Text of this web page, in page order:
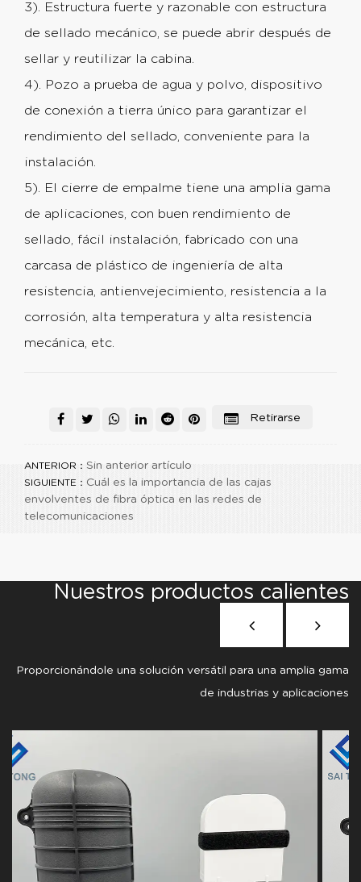
3). Estructura fuerte y razonable con estructura
de sellado mecánico, se puede abrir después de
sellar y reutilizar la cabina.
4). Pozo a prueba de agua y polvo, dispositivo
de conexión a tierra único para garantizar el
rendimiento del sellado, conveniente para la
instalación.
5). El cierre de empalme tiene una amplia gama
de aplicaciones, con buen rendimiento de
sellado, fácil instalación, fabricado con una
carcasa de plástico de ingeniería de alta
resistencia, antienvejecimiento, resistencia a la
corrosión, alta temperatura y alta resistencia
mecánica, etc.
Retirarse
ANTERIOR： Sin anterior artículo
SIGUIENTE： Cuál es la importancia de las cajas
envolventes de fibra óptica en las redes de
telecomunicaciones
Nuestros productos calientes
Proporcionándole una solución versátil para una amplia gama
de industrias y aplicaciones